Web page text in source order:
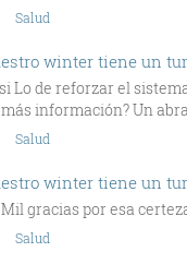
Salud
winter tiene un
Lo de reforzar el
información? Un
Salud
winter tiene un
gracias por esa
Salud